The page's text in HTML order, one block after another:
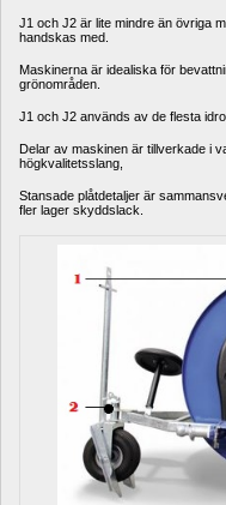
J1 och J2 är lite mindre än övriga
handskas med.
Maskinerna är idealiska för
grönområden.
J1 och J2 används av de flesta
Delar av maskinen är tillverkade i
högkvalitetsslang,
Stansade plåtdetaljer är
fler lager skyddslack.